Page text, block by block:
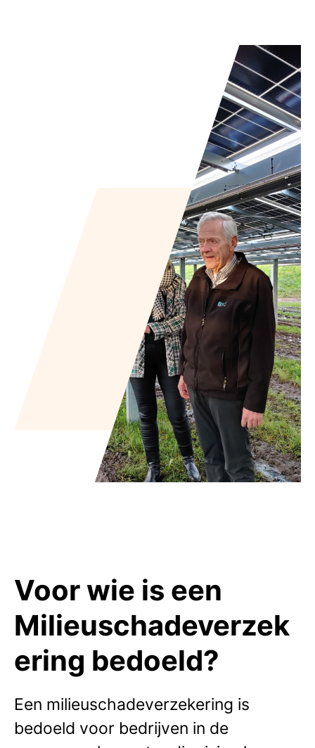
Voor wie is een
Milieuschadeverzek
ering bedoeld?
Een milieuschadeverzekering is
bedoeld voor bedrijven in de